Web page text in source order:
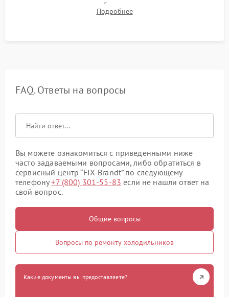
компрессора, отсутствия обмерзания стенок и корректного
срабатывания системы автоматической оттайки.
Подробнее
FAQ. Ответы на вопросы
Вы можете ознакомиться с приведенными ниже
часто задаваемыми вопросами, либо обратиться в
сервисный центр “FIX-Brandt” по следующему
телефону+7 (800) 301-55-83 если не нашли ответ на
свой вопрос.
Общие вопросы
Вопросы по ремонту холодильников
Какие документы вы предоставляете?